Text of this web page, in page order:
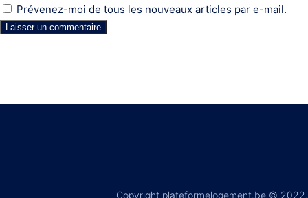
Prévenez-moi de tous les nouveaux articles par e-mail.
Copyright plateformelogement.be © 2022.